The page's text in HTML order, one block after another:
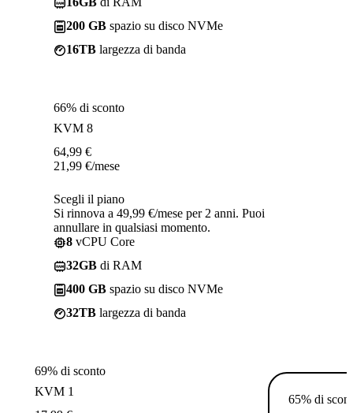
200 GB spazio su disco NVMe
16TB largezza di banda
66% di sconto
KVM 8
64,99 €
21,99 €/mese
Scegli il piano
Si rinnova a 49,99 €/mese per 2 anni. Puoi
annullare in qualsiasi momento.
8 vCPU Core
32GB di RAM
400 GB spazio su disco NVMe
32TB largezza di banda
69% di sconto
KVM 1
65% di